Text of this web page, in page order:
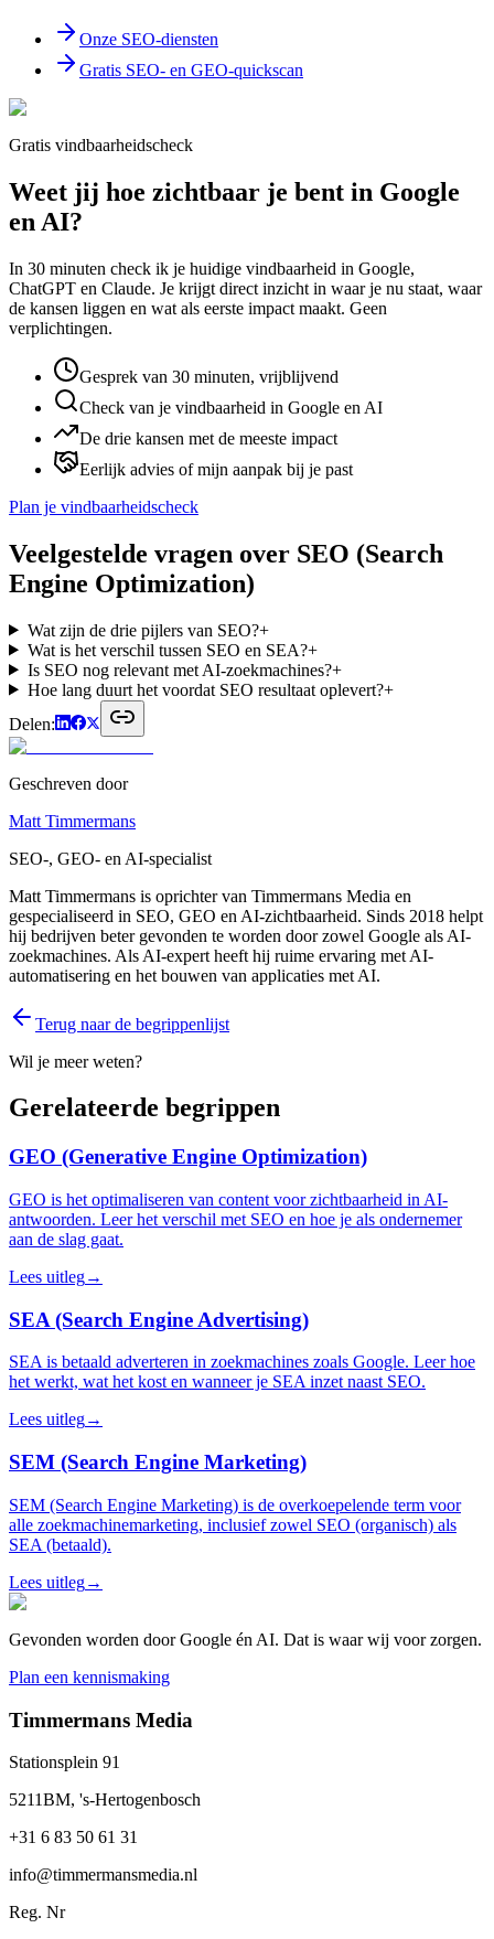
Onze SEO-diensten
Gratis SEO- en GEO-quickscan
Gratis vindbaarheidscheck
Weet jij hoe zichtbaar je bent in Google
en AI?
In 30 minuten check ik je huidige vindbaarheid in Google,
ChatGPT en Claude. Je krijgt direct inzicht in waar je nu staat, waar
de kansen liggen en wat als eerste impact maakt. Geen
verplichtingen.
Gesprek van 30 minuten, vrijblijvend
Check van je vindbaarheid in Google en AI
De drie kansen met de meeste impact
Eerlijk advies of mijn aanpak bij je past
Plan je vindbaarheidscheck
Veelgestelde vragen over SEO (Search
Engine Optimization)
Wat zijn de drie pijlers van SEO?+
Wat is het verschil tussen SEO en SEA?+
Is SEO nog relevant met AI-zoekmachines?+
Hoe lang duurt het voordat SEO resultaat oplevert?+
Delen:
Geschreven door
Matt Timmermans
SEO-, GEO- en AI-specialist
Matt Timmermans is oprichter van Timmermans Media en
gespecialiseerd in SEO, GEO en AI-zichtbaarheid. Sinds 2018 helpt
hij bedrijven beter gevonden te worden door zowel Google als AI-
zoekmachines. Als AI-expert heeft hij ruime ervaring met AI-
automatisering en het bouwen van applicaties met AI.
Terug naar de begrippenlijst
Wil je meer weten?
Gerelateerde begrippen
GEO (Generative Engine Optimization)
GEO is het optimaliseren van content voor zichtbaarheid in AI-
antwoorden. Leer het verschil met SEO en hoe je als ondernemer
aan de slag gaat.
Lees uitleg→
SEA (Search Engine Advertising)
SEA is betaald adverteren in zoekmachines zoals Google. Leer hoe
het werkt, wat het kost en wanneer je SEA inzet naast SEO.
Lees uitleg→
SEM (Search Engine Marketing)
SEM (Search Engine Marketing) is de overkoepelende term voor
alle zoekmachinemarketing, inclusief zowel SEO (organisch) als
SEA (betaald).
Lees uitleg→
Gevonden worden door Google én AI. Dat is waar wij voor zorgen.
Plan een kennismaking
Timmermans Media
Stationsplein 91
5211BM, 's-Hertogenbosch
+31 6 83 50 61 31
info@timmermansmedia.nl
Reg. Nr